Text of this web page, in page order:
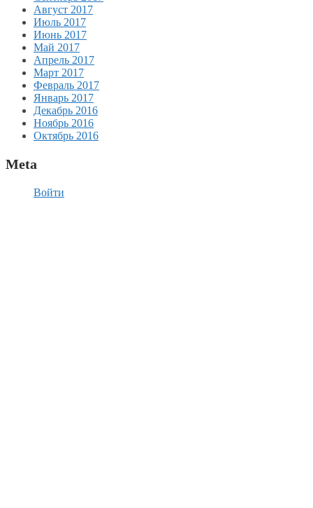
Август 2017
Июль 2017
Июнь 2017
Май 2017
Апрель 2017
Март 2017
Февраль 2017
Январь 2017
Декабрь 2016
Ноябрь 2016
Октябрь 2016
Meta
Войти